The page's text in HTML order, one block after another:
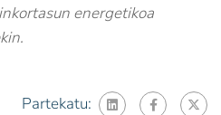
energetikoa
Partekatu: